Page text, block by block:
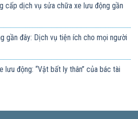
cấp dịch vụ sửa chữa xe lưu động gần
gần đây: Dịch vụ tiện ích cho mọi người
lưu động: “Vật bất ly thân” của bác tài